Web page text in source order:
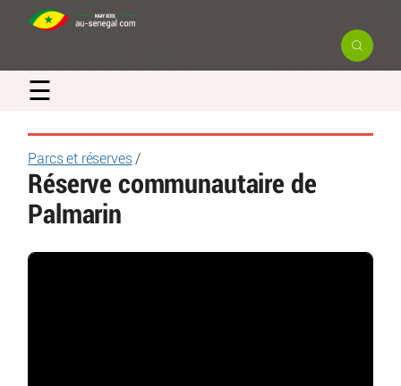
☰
Parcs et réserves/
Réserve communautaire de
Palmarin